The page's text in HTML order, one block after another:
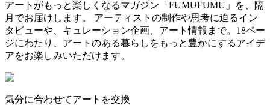
アートがもっと楽しくなるマガジン「FUMUFUMU」を、隔
月でお届けします。 アーティストの制作や思考に迫るイン
タビューや、キュレーション企画、アート情報まで。18ペー
ジにわたり、アートのある暮らしをもっと豊かにするアイデ
アをお楽しみいただけます。
気分に合わせてアートを交換